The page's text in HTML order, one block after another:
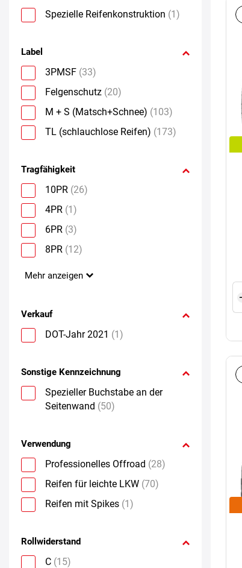
Spezielle Reifenkonstruktion (1)
Label
3PMSF (33)
Felgenschutz (20)
M + S (Matsch+Schnee) (103)
TL (schlauchlose Reifen) (173)
Tragfähigkeit
10PR (26)
4PR (1)
6PR (3)
8PR (12)
Mehr anzeigen
Verkauf
DOT-Jahr 2021 (1)
Sonstige Kennzeichnung
Spezieller Buchstabe an der
Seitenwand (50)
Verwendung
Professionelles Offroad (28)
Reifen für leichte LKW (70)
Reifen mit Spikes (1)
Rollwiderstand
C (15)